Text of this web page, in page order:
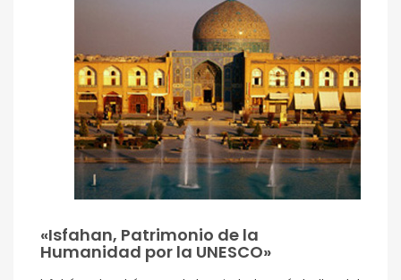
«Isfahan, Patrimonio de la
Humanidad por la UNESCO»